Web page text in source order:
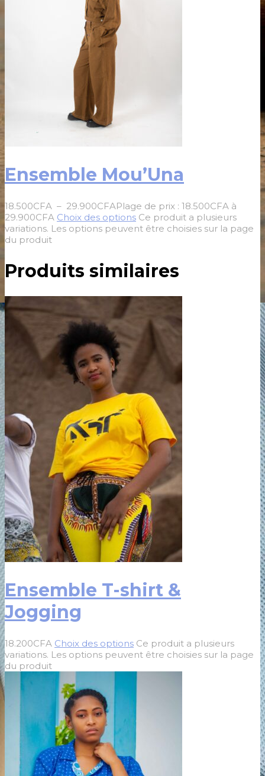
Ensemble Mou’Una
18.500CFA – 29.900CFAPlage de prix : 18.500CFA à
29.900CFA Choix des options Ce produit a plusieurs
variations. Les options peuvent être choisies sur la page
du produit
Produits similaires
Ensemble T-shirt &
Jogging
18.200CFA Choix des options Ce produit a plusieurs
variations. Les options peuvent être choisies sur la page
du produit